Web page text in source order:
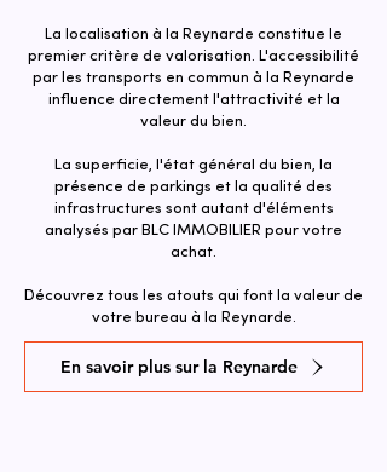
La localisation à la Reynarde constitue le
premier critère de valorisation. L'accessibilité
par les transports en commun à la Reynarde
influence directement l'attractivité et la
valeur du bien.​
La superficie, l'état général du bien, la
présence de parkings et la qualité des
infrastructures sont autant d'éléments
analysés par BLC IMMOBILIER pour votre
achat.
Découvrez tous les atouts qui font la valeur de
votre bureau à la Reynarde.
En savoir plus sur la Reynarde